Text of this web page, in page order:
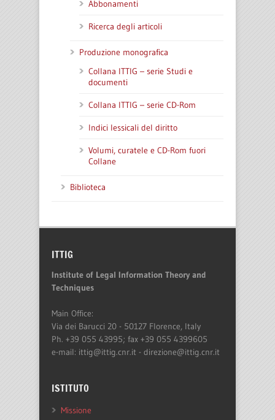
Abbonamenti
Ricerca degli articoli
Produzione monografica
Collana ITTIG – serie Studi e
documenti
Collana ITTIG – serie CD-Rom
Indici lessicali del diritto
Volumi, curatele e CD-Rom fuori
Collane
Biblioteca
ITTIG
Institute of Legal Information Theory and
Techniques
Main Office:
Via dei Barucci 20 - 50127 Florence, Italy
Ph. +39 055 43995; fax +39 055 4399605
e-mail: ittig@ittig.cnr.it - direzione@ittig.cnr.it
ISTITUTO
Missione